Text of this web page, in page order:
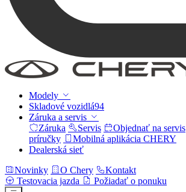
Modely
Skladové vozidlá94
Záruka a servis
Záruka
Servis Objednať na servis
príručky
Mobilná aplikácia CHERY
Dealerská sieť
Novinky
O Chery
Kontakt
Testovacia jazda
Požiadať o ponuku